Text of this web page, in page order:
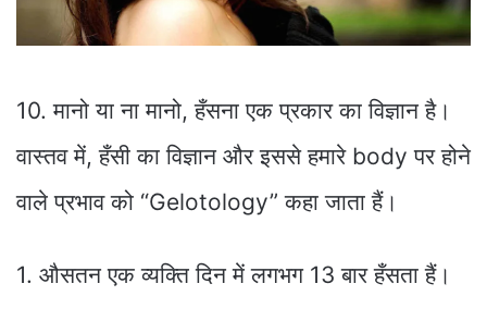
10. मानो या ना मानो, हँसना एक प्रकार का विज्ञान है।
वास्तव में, हँसी का विज्ञान और इससे हमारे body पर होने
वाले प्रभाव को “Gelotology” कहा जाता हैं।
1. औसतन एक व्यक्ति दिन में लगभग 13 बार हँसता हैं।